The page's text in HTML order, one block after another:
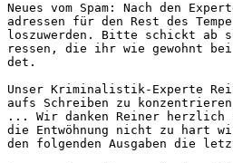
Neues vom Spam: Nach den
adressen für den Rest des
loszuwerden. Bitte schickt ab
ressen, die ihr wie gewohnt
det.
Unser Kriminalistik-Experte
aufs Schreiben zu
... Wir danken Reiner
die Entwöhnung nicht zu hart
den folgenden Ausgaben die